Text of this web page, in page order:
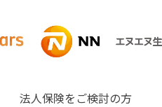
法人保険をご検討の方